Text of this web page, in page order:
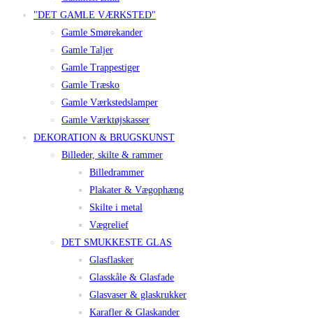
"DET GAMLE VÆRKSTED"
Gamle Smørekander
Gamle Taljer
Gamle Trappestiger
Gamle Træsko
Gamle Værkstedslamper
Gamle Værktøjskasser
DEKORATION & BRUGSKUNST
Billeder, skilte & rammer
Billedrammer
Plakater & Vægophæng
Skilte i metal
Vægrelief
DET SMUKKESTE GLAS
Glasflasker
Glasskåle & Glasfade
Glasvaser & glaskrukker
Karafler & Glaskander